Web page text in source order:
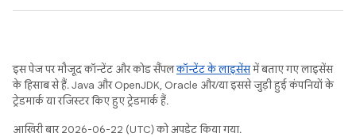
इस पेज पर मौजूद कॉन्टेंट और कोड सैंपलकॉन्टेंट के लाइसेंसमें बताए गए लाइसेंस
के हिसाब से हैं. Java और OpenJDK, Oracle और/या इससे जुड़ी हुई कंपनियों के
ट्रेडमार्क या रजिस्टर किए हुए ट्रेडमार्क हैं.
आखिरी बार 2026-06-22 (UTC) को अपडेट किया गया.